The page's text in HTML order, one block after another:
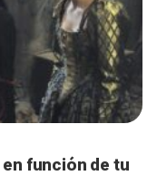
función de tu